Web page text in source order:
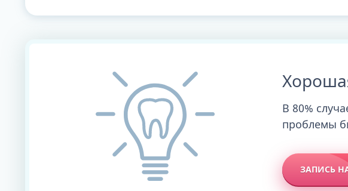
В 80%
проблемы
ЗАПИСЬ